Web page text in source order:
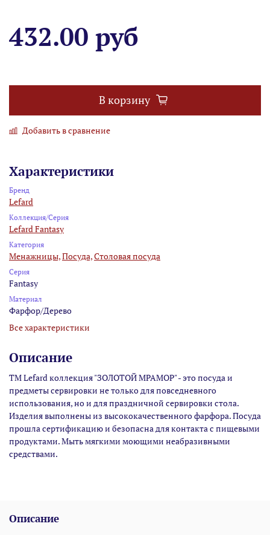
432.00 руб
В корзину
Добавить в сравнение
Характеристики
Бренд
Lefard
Коллекция/Серия
Lefard Fantasy
Категория
Менажницы,Посуда,Столовая посуда
Серия
Fantasy
Материал
Фарфор/Дерево
Все характеристики
Описание
TM Lefard коллекция "ЗОЛОТОЙ МРАМОР" - это посуда и
предметы сервировки не только для повседневного
использования, но и для праздничной сервировки стола.
Изделия выполнены из высококачественного фарфора. Посуда
прошла сертификацию и безопасна для контакта с пищевыми
продуктами. Мыть мягкими моющими неабразивными
средствами.
Описание